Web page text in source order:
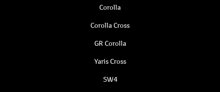
Corolla
Corolla Cross
GR Corolla
Yaris Cross
SW4